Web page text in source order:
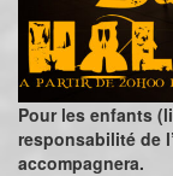
Pour les enfants
responsabilité de
accompagnera.